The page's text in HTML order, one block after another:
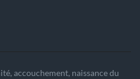
accouchement, naissance du